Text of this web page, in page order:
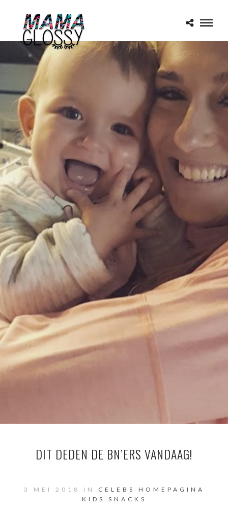
DIT DEDEN DE BN’ERS VANDAAG!
3 MEI 2018 IN CELEBS
HOMEPAGINA
KIDS
SNACKS